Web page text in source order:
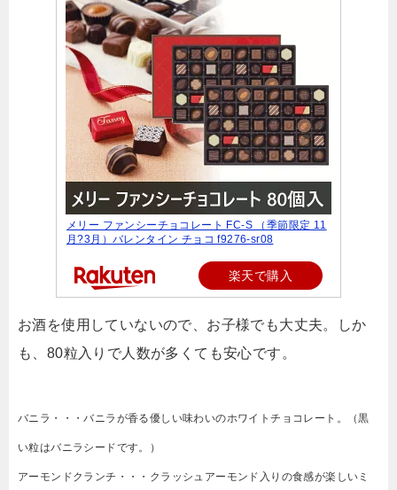
メリー ファンシーチョコレート FC-S （季節限定 11
月?3月）バレンタイン チョコ f9276-sr08
楽天で購入
お酒を使用していないので、お子様でも大丈夫。しか
も、80粒入りで人数が多くても安心です。
バニラ・・・バニラが香る優しい味わいのホワイトチョコレート。（黒
い粒はバニラシードです。）
アーモンドクランチ・・・クラッシュアーモンド入りの食感が楽しいミ